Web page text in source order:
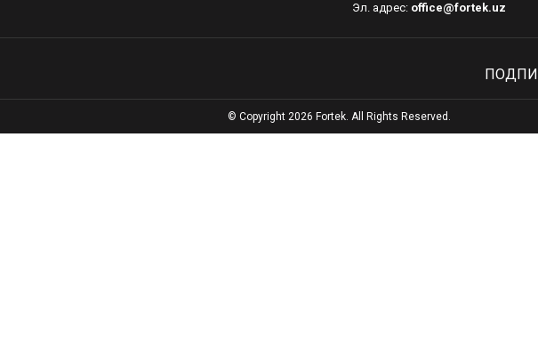
Эл. адрес: office@fortek.uz
© Copyright 2026 Fortek. All Rights Reserved.